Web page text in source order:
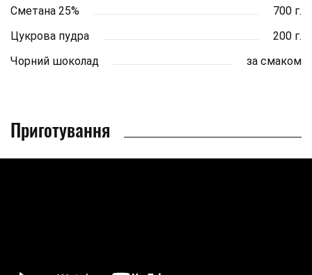
Сметана 25%
700 г.
Цукрова пудра
200 г.
Чорний шоколад
за смаком
Приготування